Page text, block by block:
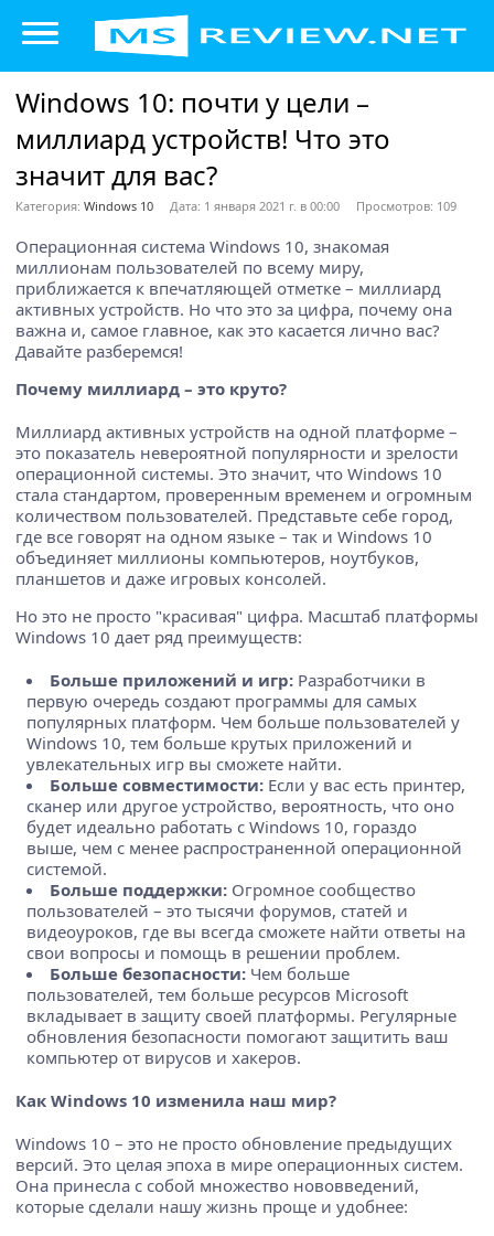
Windows 10: почти у цели –
миллиард устройств! Что это
значит для вас?
Категория: Windows 10 Дата: 1 января 2021 г. в 00:00 Просмотров: 109
Операционная система Windows 10, знакомая
миллионам пользователей по всему миру,
приближается к впечатляющей отметке – миллиард
активных устройств. Но что это за цифра, почему она
важна и, самое главное, как это касается лично вас?
Давайте разберемся!
Почему миллиард – это круто?
Миллиард активных устройств на одной платформе –
это показатель невероятной популярности и зрелости
операционной системы. Это значит, что Windows 10
стала стандартом, проверенным временем и огромным
количеством пользователей. Представьте себе город,
где все говорят на одном языке – так и Windows 10
объединяет миллионы компьютеров, ноутбуков,
планшетов и даже игровых консолей.
Но это не просто "красивая" цифра. Масштаб платформы
Windows 10 дает ряд преимуществ:
Больше приложений и игр: Разработчики в
первую очередь создают программы для самых
популярных платформ. Чем больше пользователей у
Windows 10, тем больше крутых приложений и
увлекательных игр вы сможете найти.
Больше совместимости: Если у вас есть принтер,
сканер или другое устройство, вероятность, что оно
будет идеально работать с Windows 10, гораздо
выше, чем с менее распространенной операционной
системой.
Больше поддержки: Огромное сообщество
пользователей – это тысячи форумов, статей и
видеоуроков, где вы всегда сможете найти ответы на
свои вопросы и помощь в решении проблем.
Больше безопасности: Чем больше
пользователей, тем больше ресурсов Microsoft
вкладывает в защиту своей платформы. Регулярные
обновления безопасности помогают защитить ваш
компьютер от вирусов и хакеров.
Как Windows 10 изменила наш мир?
Windows 10 – это не просто обновление предыдущих
версий. Это целая эпоха в мире операционных систем.
Она принесла с собой множество нововведений,
которые сделали нашу жизнь проще и удобнее: